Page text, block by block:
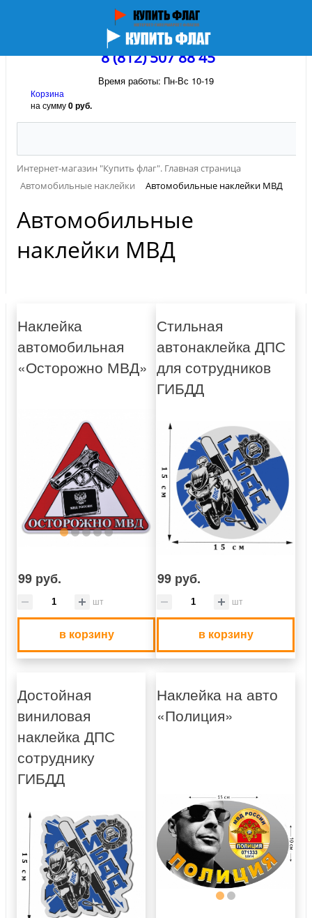
8 (812) 507 88 45
Время работы: Пн-Вс 10-19
Корзина
на сумму0 руб.
Интернет-магазин "Купить флаг". Главная страница
Автомобильные наклейки
Автомобильные наклейки МВД
Автомобильные
наклейки МВД
Наклейка
автомобильная
«Осторожно МВД»
99 руб.
шт
в корзину
Стильная
автонаклейка ДПС
для сотрудников
ГИБДД
99 руб.
шт
в корзину
Достойная
виниловая
наклейка ДПС
сотруднику
ГИБДД
Наклейка на авто
«Полиция»